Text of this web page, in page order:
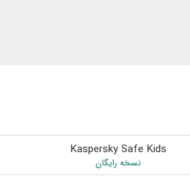
Kaspersky Safe Kids
نسخه رایگان